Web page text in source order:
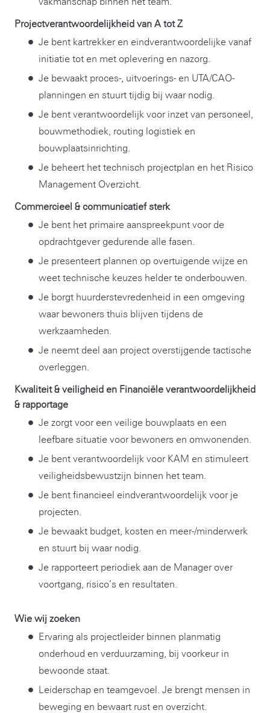
Projectverantwoordelijkheid van A tot Z
Je bent kartrekker en eindverantwoordelijke vanaf
initiatie tot en met oplevering en nazorg.
Je bewaakt proces-, uitvoerings- en UTA/CAO-
planningen en stuurt tijdig bij waar nodig.
Je bent verantwoordelijk voor inzet van personeel,
bouwmethodiek, routing logistiek en
bouwplaatsinrichting.
Je beheert het technisch projectplan en het Risico
Management Overzicht.
Commercieel & communicatief sterk
Je bent het primaire aanspreekpunt voor de
opdrachtgever gedurende alle fasen.
Je presenteert plannen op overtuigende wijze en
weet technische keuzes helder te onderbouwen.
Je borgt huurderstevredenheid in een omgeving
waar bewoners thuis blijven tijdens de
werkzaamheden.
Je neemt deel aan project overstijgende tactische
overleggen.
Kwaliteit & veiligheid en Financiële verantwoordelijkheid
& rapportage
Je zorgt voor een veilige bouwplaats en een
leefbare situatie voor bewoners en omwonenden.
Je bent verantwoordelijk voor KAM en stimuleert
veiligheidsbewustzijn binnen het team.
Je bent financieel eindverantwoordelijk voor je
projecten.
Je bewaakt budget, kosten en meer-/minderwerk
en stuurt bij waar nodig.
Je rapporteert periodiek aan de Manager over
voortgang, risico’s en resultaten.
Wie wij zoeken
Ervaring als projectleider binnen planmatig
onderhoud en verduurzaming, bij voorkeur in
bewoonde staat.
Leiderschap en teamgevoel. Je brengt mensen in
beweging en bewaart rust en overzicht.